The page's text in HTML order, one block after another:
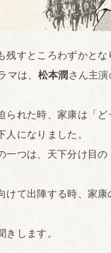
残すところわずかとな
マは、 松本潤 さん主演
られた時、家康は「
人になりました。
一つは、天下分け目の
けて出陣する時、家康
きします。